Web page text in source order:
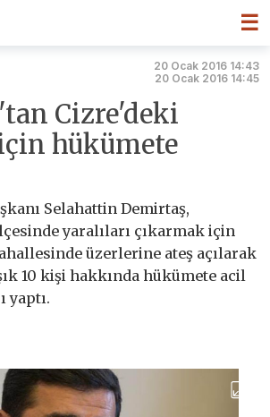
☰
20 Ocak 2016 14:43
20 Ocak 2016 14:45
Cizre'deki
hükümete
Selahattin Demirtaş,
yaralıları çıkarmak için
üzerlerine ateş açılarak
10 kişi hakkında hükümete acil
yaptı.